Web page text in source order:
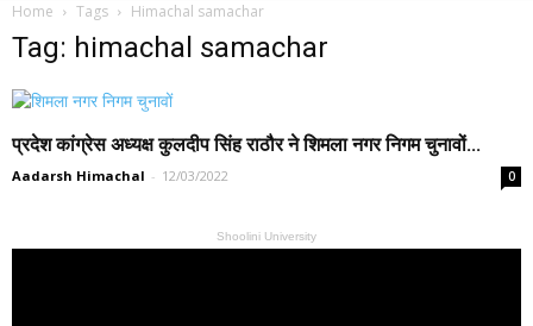
Home Tags Himachal samachar
Tag: himachal samachar
प्रदेश कांग्रेस अध्यक्ष कुलदीप सिंह राठौर ने शिमला नगर निगम चुनावों...
Aadarsh Himachal - 12/03/2022 0
Shoolini University